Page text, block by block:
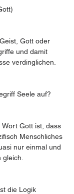
Gott oder
und damit
verdinglichen.
Seele auf?
Wort Gott ist, dass
Menschliches
nur einmal und
die Logik